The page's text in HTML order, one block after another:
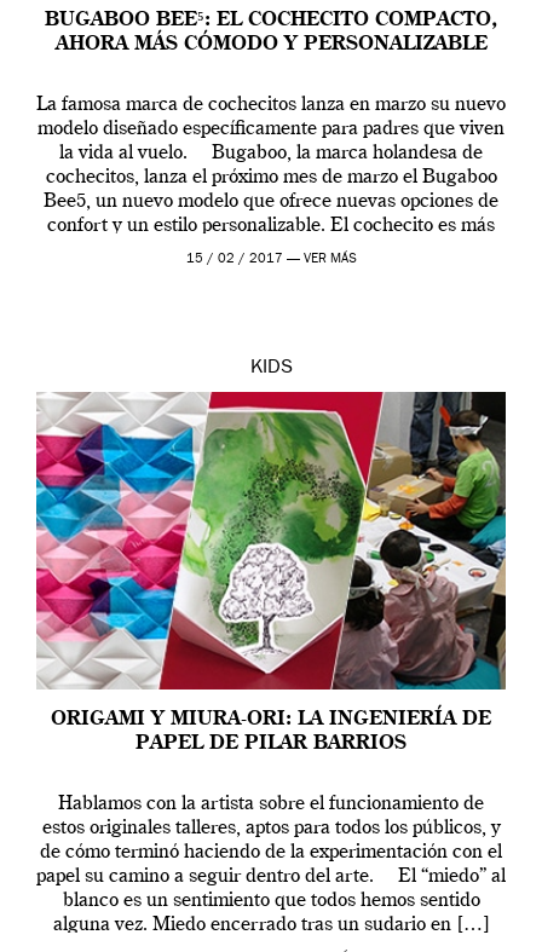
BUGABOO BEE⁵: EL COCHECITO COMPACTO,
AHORA MÁS CÓMODO Y PERSONALIZABLE
La famosa marca de cochecitos lanza en marzo su nuevo
modelo diseñado específicamente para padres que viven
la vida al vuelo. Bugaboo, la marca holandesa de
cochecitos, lanza el próximo mes de marzo el Bugaboo
Bee5, un nuevo modelo que ofrece nuevas opciones de
confort y un estilo personalizable. El cochecito es más
fácil de […]
15 / 02 / 2017 — VER MÁS
KIDS
ORIGAMI Y MIURA-ORI: LA INGENIERÍA DE
PAPEL DE PILAR BARRIOS
Hablamos con la artista sobre el funcionamiento de
estos originales talleres, aptos para todos los públicos, y
de cómo terminó haciendo de la experimentación con el
papel su camino a seguir dentro del arte. El “miedo” al
blanco es un sentimiento que todos hemos sentido
alguna vez. Miedo encerrado tras un sudario en […]